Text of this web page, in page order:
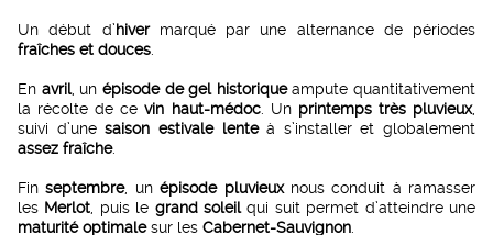
Un début d’hivermarqué par une alternance de périodes
fraîches et douces
En avril, un épisode de gel historiqueampute quantitativement
la récolte de cevin haut-médoc. Un printemps très pluvieux,
suivi d’unesaison estivale lenteà s’installer et globalement
assez fraîche.
Finseptembre, unépisode pluvieuxnous conduit à ramasser
les Merlot , puis le grand soleilqui suit permet d’atteindre une
maturité optimalesur les Cabernet-Sauvignon